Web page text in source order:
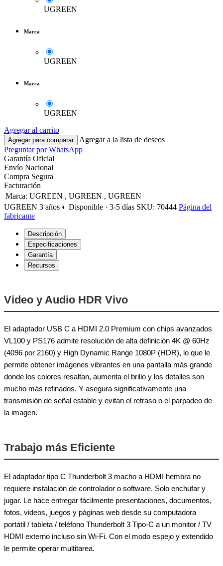
UGREEN
Marca
UGREEN
Marca
UGREEN
Agregar al carrito
Agregar para comparar
Agregar a la lista de deseos
Preguntar por WhatsApp
Garantía Oficial
Envío Nacional
Compra Segura
Facturación
Marca: UGREEN , UGREEN , UGREEN
UGREEN 3 años ◐ Disponible · 3-5 días SKU: 70444 Página del
fabricante
Descripción
Especificaciones
Garantía
Recursos
Video y Audio HDR Vivo
El adaptador USB C a HDMI 2.0 Premium con chips avanzados
VL100 y PS176 admite resolución de alta definición 4K @ 60Hz
(4096 por 2160) y High Dynamic Range 1080P (HDR), lo que le
permite obtener imágenes vibrantes en una pantalla más grande
donde los colores resaltan, aumenta el brillo y los detalles son
mucho más refinados. Y asegura significativamente una
transmisión de señal estable y evitan el retraso o el parpadeo de
la imagen.
Trabajo más Eficiente
El adaptador tipo C Thunderbolt 3 macho a HDMI hembra no
requiere instalación de controlador o software. Solo enchufar y
jugar. Le hace entregar fácilmente presentaciones, documentos,
fotos, videos, juegos y páginas web desde su computadora
portátil / tableta / teléfono Thunderbolt 3 Tipo-C a un monitor / TV
HDMI externo incluso sin Wi-Fi. Con el modo espejo y extendido
le permite operar multitarea.